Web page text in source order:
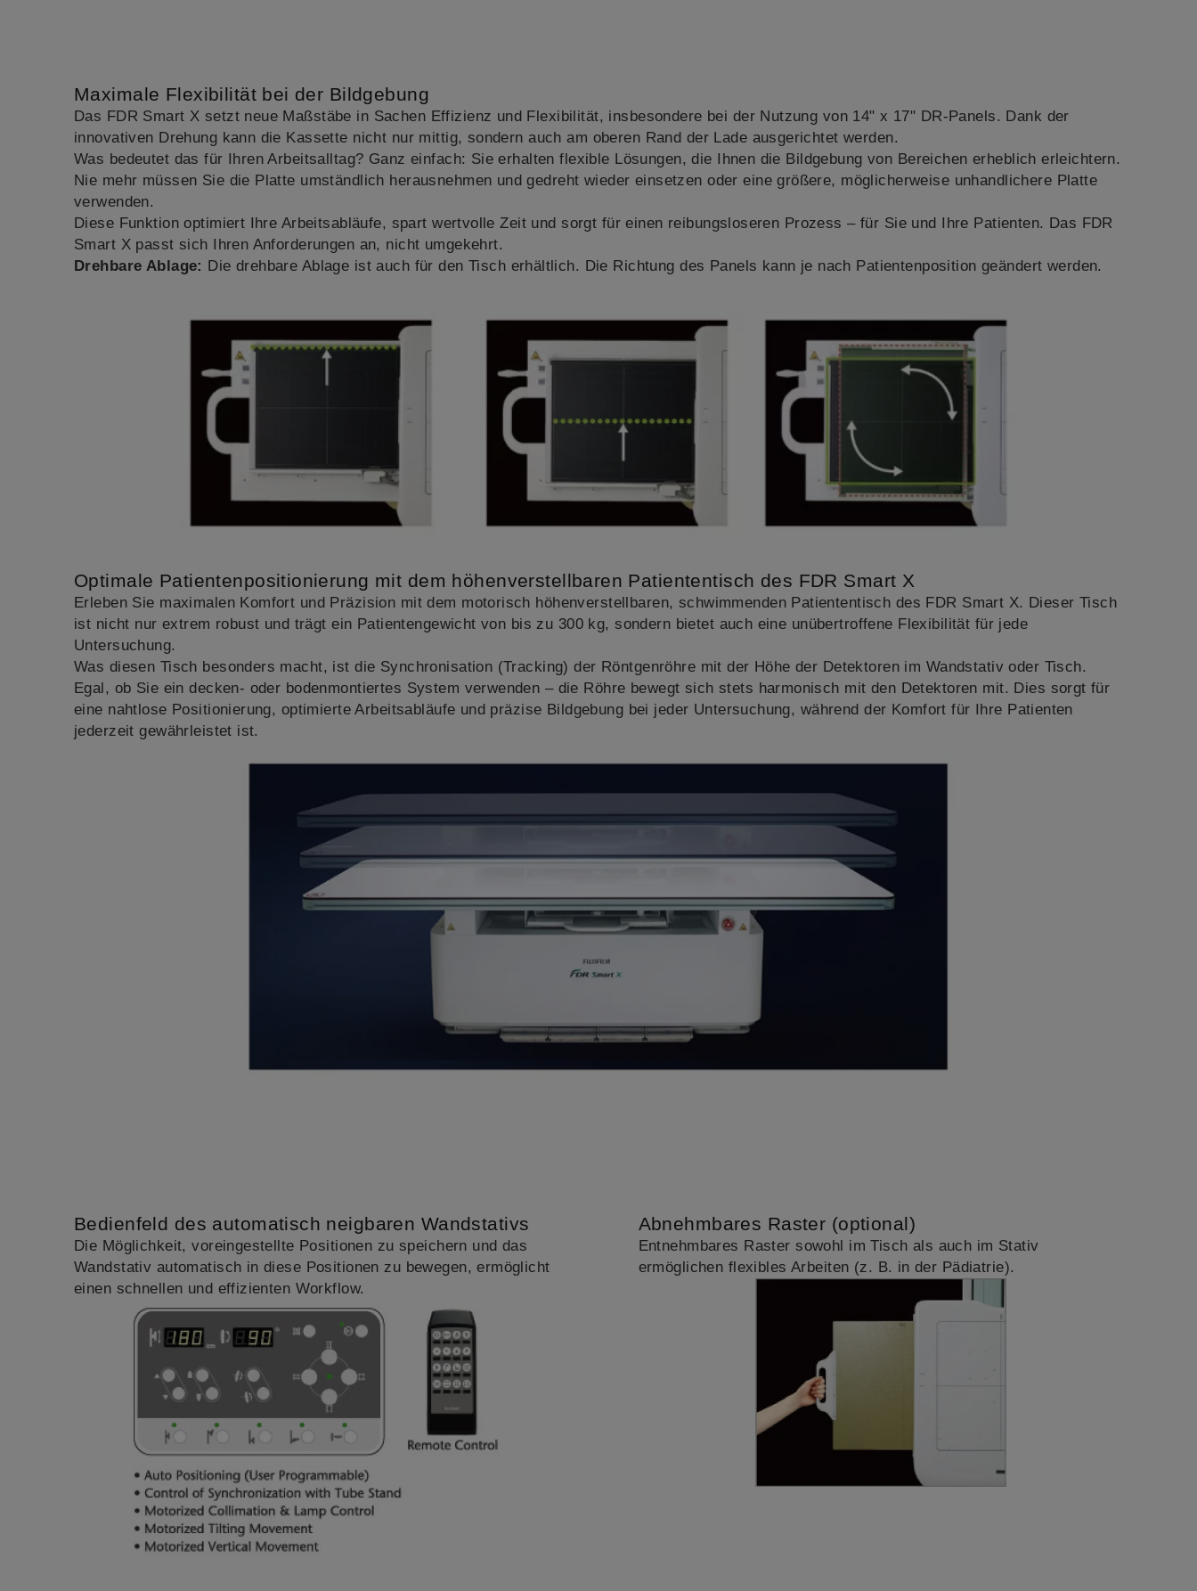
Maximale Flexibilität bei der Bildgebung
Das FDR Smart X setzt neue Maßstäbe in Sachen Effizienz und Flexibilität, insbesondere bei der Nutzung von 14" x 17" DR-Panels. Dank der
innovativen Drehung kann die Kassette nicht nur mittig, sondern auch am oberen Rand der Lade ausgerichtet werden.
Was bedeutet das für Ihren Arbeitsalltag? Ganz einfach: Sie erhalten flexible Lösungen, die Ihnen die Bildgebung von Bereichen erheblich erleichtern.
Nie mehr müssen Sie die Platte umständlich herausnehmen und gedreht wieder einsetzen oder eine größere, möglicherweise unhandlichere Platte
verwenden.
Diese Funktion optimiert Ihre Arbeitsabläufe, spart wertvolle Zeit und sorgt für einen reibungsloseren Prozess – für Sie und Ihre Patienten. Das FDR
Smart X passt sich Ihren Anforderungen an, nicht umgekehrt.
Drehbare Ablage: Die drehbare Ablage ist auch für den Tisch erhältlich. Die Richtung des Panels kann je nach Patientenposition geändert werden.
Optimale Patientenpositionierung mit dem höhenverstellbaren Patiententisch des FDR Smart X
Erleben Sie maximalen Komfort und Präzision mit dem motorisch höhenverstellbaren, schwimmenden Patiententisch des FDR Smart X. Dieser Tisch
ist nicht nur extrem robust und trägt ein Patientengewicht von bis zu 300 kg, sondern bietet auch eine unübertroffene Flexibilität für jede
Untersuchung.
Was diesen Tisch besonders macht, ist die Synchronisation (Tracking) der Röntgenröhre mit der Höhe der Detektoren im Wandstativ oder Tisch.
Egal, ob Sie ein decken- oder bodenmontiertes System verwenden – die Röhre bewegt sich stets harmonisch mit den Detektoren mit. Dies sorgt für
eine nahtlose Positionierung, optimierte Arbeitsabläufe und präzise Bildgebung bei jeder Untersuchung, während der Komfort für Ihre Patienten
jederzeit gewährleistet ist.
Bedienfeld des automatisch neigbaren Wandstativs
Die Möglichkeit, voreingestellte Positionen zu speichern und das
Wandstativ automatisch in diese Positionen zu bewegen, ermöglicht
einen schnellen und effizienten Workflow.
Abnehmbares Raster (optional)
Entnehmbares Raster sowohl im Tisch als auch im Stativ
ermöglichen flexibles Arbeiten (z. B. in der Pädiatrie).